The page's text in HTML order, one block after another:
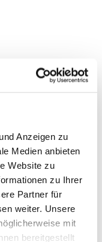
Anzeigen zu
Medien anbieten
Website zu
zu Ihrer
Partner für
weiter. Unsere
mit
bereitgestellt
Wachstum und Leben.
Wachstum von
Kalzium benötigen,
Apfel 4%.